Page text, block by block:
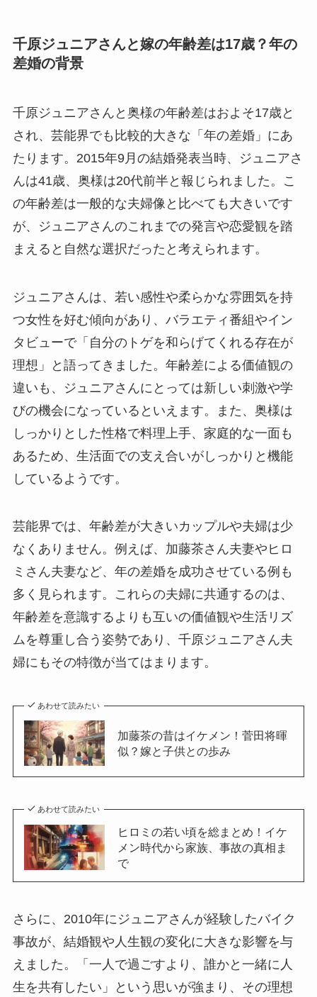
千原ジュニアさんと嫁の年齢差は17歳？年の
差婚の背景
千原ジュニアさんと奥様の年齢差はおよそ17歳と
され、芸能界でも比較的大きな「年の差婚」にあ
たります。2015年9月の結婚発表当時、ジュニアさ
んは41歳、奥様は20代前半と報じられました。こ
の年齢差は一般的な夫婦像と比べても大きいです
が、ジュニアさんのこれまでの発言や恋愛観を踏
まえると自然な選択だったと考えられます。
ジュニアさんは、若い感性や柔らかな雰囲気を持
つ女性を好む傾向があり、バラエティ番組やイン
タビューで「自分のトゲを和らげてくれる存在が
理想」と語ってきました。年齢差による価値観の
違いも、ジュニアさんにとっては新しい刺激や学
びの機会になっているといえます。また、奥様は
しっかりとした性格で料理上手、家庭的な一面も
あるため、生活面での支え合いがしっかりと機能
しているようです。
芸能界では、年齢差が大きいカップルや夫婦は少
なくありません。例えば、加藤茶さん夫妻やヒロ
ミさん夫妻など、年の差婚を成功させている例も
多く見られます。これらの夫婦に共通するのは、
年齢差を意識するよりも互いの価値観や生活リズ
ムを尊重し合う姿勢であり、千原ジュニアさん夫
婦にもその特徴が当てはまります。
あわせて読みたい
加藤茶の昔はイケメン！菅田将暉
似？嫁と子供との歩み
あわせて読みたい
ヒロミの若い頃を総まとめ！イケ
メン時代から家族、事故の真相ま
で
さらに、2010年にジュニアさんが経験したバイク
事故が、結婚観や人生観の変化に大きな影響を与
えました。「一人で過ごすより、誰かと一緒に人
生を共有したい」という思いが強まり、その理想